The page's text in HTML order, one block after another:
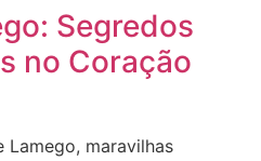
Segredos
no Coração
Lamego, maravilhas